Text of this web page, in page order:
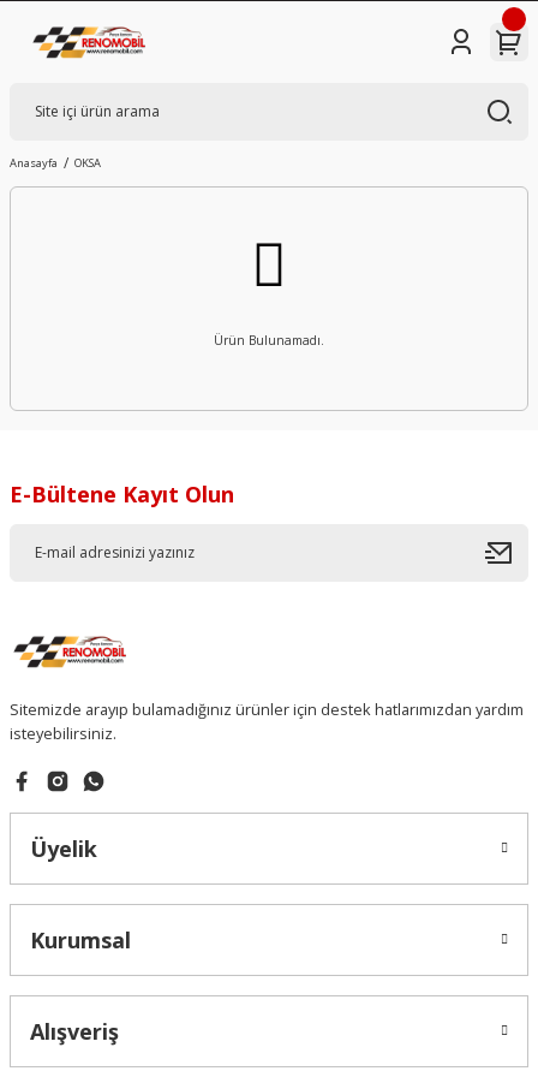
Anasayfa OKSA
Ürün Bulunamadı.
E-Bültene Kayıt Olun
Sitemizde arayıp bulamadığınız ürünler için destek hatlarımızdan yardım
isteyebilirsiniz.
Üyelik
Kurumsal
Alışveriş